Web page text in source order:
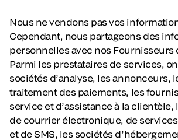
Nous ne vendons pas vos
Cependant, nous partageons des
personnelles avec nos Fournisseurs
Parmi les prestataires de services,
sociétés d’analyse, les annonceurs,
traitement des paiements, les
service et d’assistance à la
de courrier électronique, de
et de SMS, les sociétés